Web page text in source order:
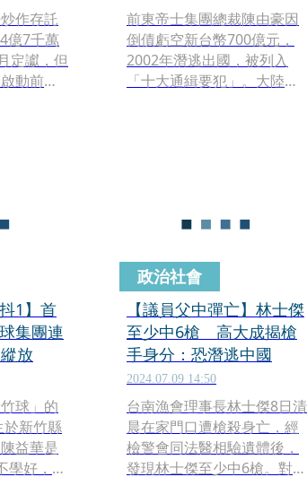
作存託
億7千萬
定讞，但
動前成
件與理
的裁
年入出
化解除
嫌偽造
界認
過議
的司法
前東帝士集團總裁陳由豪因
倒債虧空新台幣700億元，
2002年潛逃出國，被列入
「十大通緝要犯」。大陸委
1】首
集團連
放
球」的
新竹縣
益華是
學好，年
政治社會
【議員父中彈亡】林士傑
至少中6槍 高大成揭槍
手身分：恐潛逃中國
2024.07.09 14:50
台南漁會理事長林士傑8日清
晨在家門口遭槍殺身亡，經
檢警會同法醫相驗遺體後，
發現林士傑至少中6槍。對